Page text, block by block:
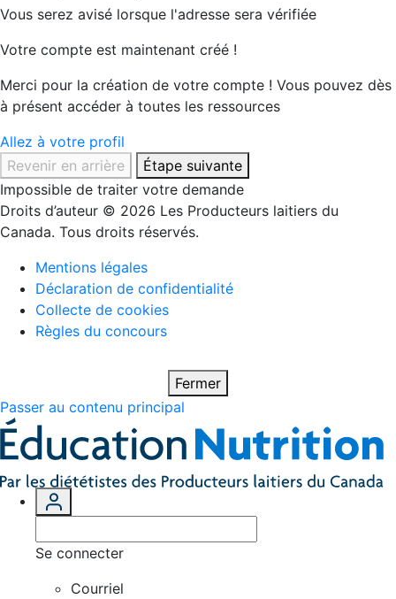
Vous serez avisé lorsque l'adresse sera vérifiée
Votre compte est maintenant créé !
Merci pour la création de votre compte ! Vous pouvez dès
à présent accéder à toutes les ressources
Allez à votre profil
Revenir en arrière
Étape suivante
Impossible de traiter votre demande
Droits d’auteur © 2026 Les Producteurs laitiers du
Canada. Tous droits réservés.
Mentions légales
Déclaration de confidentialité
Collecte de cookies
Règles du concours
Fermer
Passer au contenu principal
Se connecter
Courriel